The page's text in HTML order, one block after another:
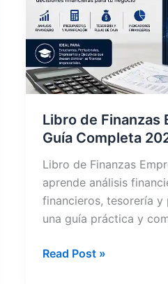
Libro de Finanzas
Guía Completa
Libro de Finanzas
aprende análisis
financieros, tesorería y
una guía práctica y
Libro
Read Post »